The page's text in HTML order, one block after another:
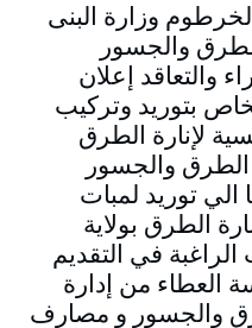
25م ولاية الخرطوم وزارة البنى
والجسور
والتعاقد إعلان
2025م والخاص بتوريد وتركيب
لإنارة الطرق
الطرق والجسور
توريد لمبات
الطرق بولاية
في التقديم
العطاء من إدارة
والجسور و مصارف